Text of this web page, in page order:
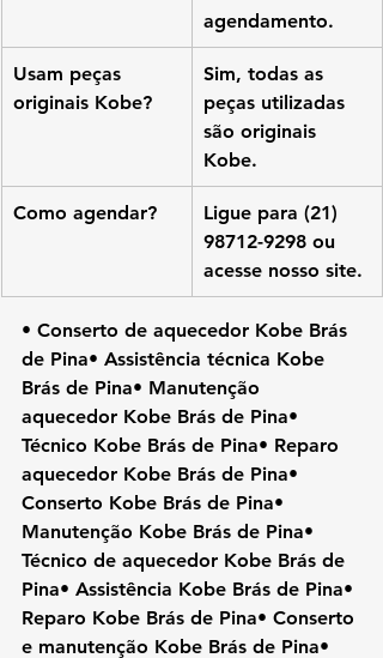
agendamento.
Usam peças
originais Kobe?
Sim, todas as
peças utilizadas
são originais
Kobe.
Como agendar?
Ligue para (21)
98712-9298 ou
acesse nosso site.
• Conserto de aquecedor Kobe Brás
de Pina• Assistência técnica Kobe
Brás de Pina• Manutenção
aquecedor Kobe Brás de Pina•
Técnico Kobe Brás de Pina• Reparo
aquecedor Kobe Brás de Pina•
Conserto Kobe Brás de Pina•
Manutenção Kobe Brás de Pina•
Técnico de aquecedor Kobe Brás de
Pina• Assistência Kobe Brás de Pina•
Reparo Kobe Brás de Pina• Conserto
e manutenção Kobe Brás de Pina•